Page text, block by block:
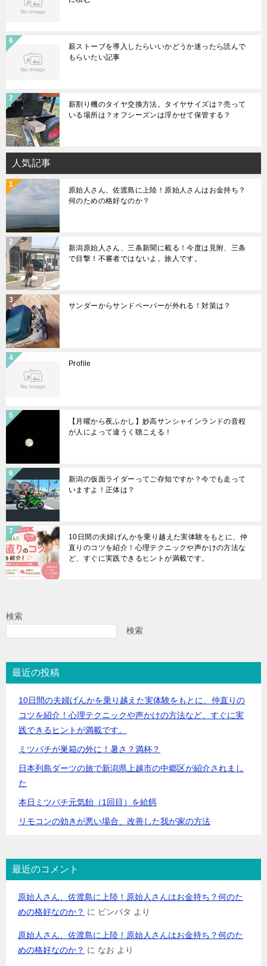
薪ストーブを導入したらいいかどうか迷ったら読んで
もらいたい記事
薪割り機のタイヤ交換方法。タイヤサイズは？売って
いる場所は？オフシーズンは浮かせて保管する？
人気記事
原始人さん、佐渡島に上陸！原始人さんはお金持ち？
何のための格好なのか？
新潟原始人さん、三条新聞に載る！今度は見附、三条
で目撃！不審者ではないよ。旅人です。
サンダーからサンドペーパーが外れる！対策は？
Profile
【月曜から夜ふかし】妙高サンシャインランドの音程
が人によって違うく聴こえる！
新潟の仮面ライダーってご存知ですか？今でも走って
いますよ！正体は？
10日間の夫婦げんかを乗り越えた実体験をもとに、仲
直りのコツを紹介！心理テクニックや声かけの方法な
ど、すぐに実践できるヒントが満載です。
検索
検索
最近の投稿
10日間の夫婦げんかを乗り越えた実体験をもとに、仲直りの
コツを紹介！心理テクニックや声かけの方法など、すぐに実
践できるヒントが満載です。
ミツバチが巣箱の外に！暑さ？満杯？
日本列島ダーツの旅で新潟県上越市の中郷区が紹介されまし
た
本日ミツバチ元気飴（1回目）を給餌
リモコンの効きが悪い場合、改善した我が家の方法
最近のコメント
原始人さん、佐渡島に上陸！原始人さんはお金持ち？何のた
めの格好なのか？ に ピンバタ より
原始人さん、佐渡島に上陸！原始人さんはお金持ち？何のた
めの格好なのか？ に なお より